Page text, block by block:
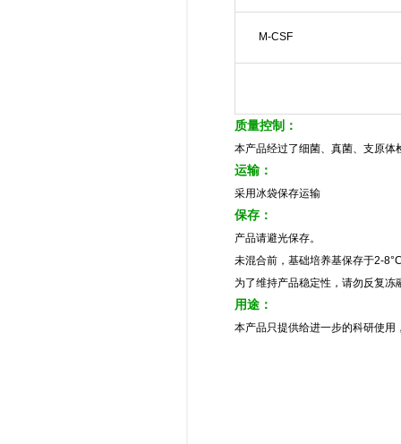
M-CSF
质量控制：
本产品经过了细菌、真菌、支原体
运输：
采用冰袋保存运输
保存：
产品请避光保存。
未混合前，基础培养基保存于2-
为了维持产品稳定性，请勿反复冻
用途：
本产品只提供给进一步的科研使用